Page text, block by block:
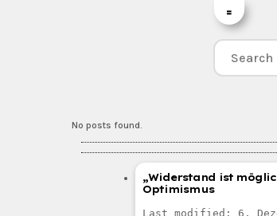
=
No posts found.
„Widerstand ist
Optimismus
Last modified: 6.